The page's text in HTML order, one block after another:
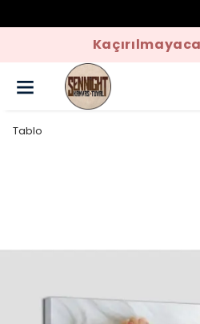
Tablo